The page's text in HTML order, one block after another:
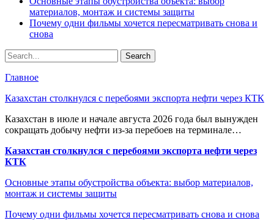
материалов, монтаж и системы защиты
Почему одни фильмы хочется пересматривать снова и
снова
Главное
Казахстан столкнулся с перебоями экспорта нефти через КТК
Казахстан в июле и начале августа 2026 года был вынужден
сокращать добычу нефти из-за перебоев на терминале…
Казахстан столкнулся с перебоями экспорта нефти через
КТК
Основные этапы обустройства объекта: выбор материалов,
монтаж и системы защиты
Почему одни фильмы хочется пересматривать снова и снова